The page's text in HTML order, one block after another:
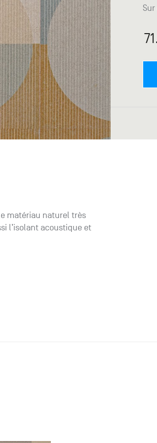
matériau naturel très
l’isolant acoustique et